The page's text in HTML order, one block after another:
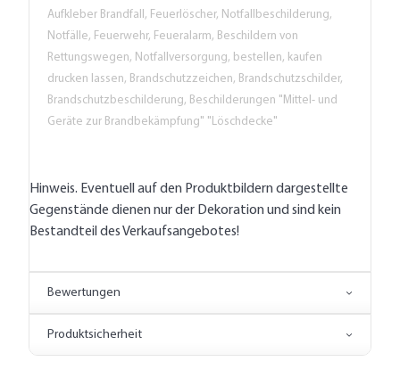
Aufkleber Brandfall, Feuerlöscher, Notfallbeschilderung,
Notfälle, Feuerwehr, Feueralarm, Beschildern von
Rettungswegen, Notfallversorgung, bestellen, kaufen
drucken lassen, Brandschutzzeichen, Brandschutzschilder,
Brandschutzbeschilderung, Beschilderungen "Mittel- und
Geräte zur Brandbekämpfung" "Löschdecke"
Hinweis. Eventuell auf den Produktbildern dargestellte
Gegenstände dienen nur der Dekoration und sind kein
Bestandteil des Verkaufsangebotes!
Bewertungen
Produktsicherheit